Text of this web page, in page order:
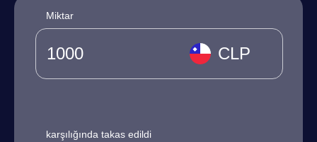
Miktar
CLP
karşılığında takas edildi